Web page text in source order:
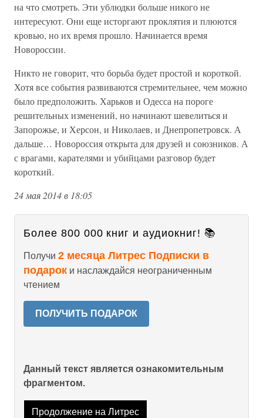
на что смотреть. Эти ублюдки больше никого не
интересуют. Они еще исторгают проклятия и плюются
кровью, но их время прошло. Начинается время
Новороссии.
Никто не говорит, что борьба будет простой и короткой.
Хотя все события развиваются стремительнее, чем можно
было предположить. Харьков и Одесса на пороге
решительных изменений, но начинают шевелиться и
Запорожье, и Херсон, и Николаев, и Днепропетровск. А
дальше… Новороссия открыта для друзей и союзников. А
с врагами, карателями и убийцами разговор будет
короткий.
24 мая 2014 в 18:05
Более 800 000 книг и аудиокниг! 📚
Получи 2 месяца Литрес Подписки в
подарок и наслаждайся неограниченным
чтением
ПОЛУЧИТЬ ПОДАРОК
Данный текст является ознакомительным
фрагментом.
Продолжение на Литрес